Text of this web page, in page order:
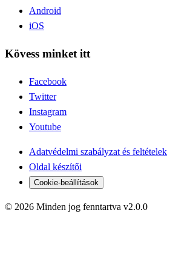
Android
iOS
Kövess minket itt
Facebook
Twitter
Instagram
Youtube
Adatvédelmi szabályzat és feltételek
Oldal készítői
Cookie-beállítások
© 2026 Minden jog fenntartva v2.0.0